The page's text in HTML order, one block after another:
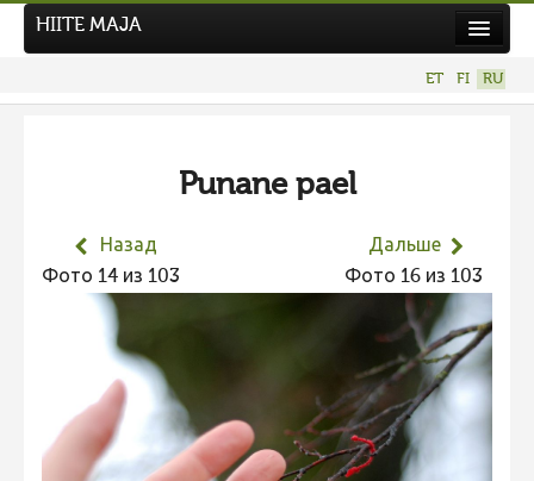
Hiite kuvavõistlus 2026
Фотоконкурс 2025
Не учитываются 2025
Видео 2025
Фотоконкурс 2024
Не учитываются 2024
Видео 2024
HIITE MAJA
ET FI RU
Punane pael
Назад
Фото 14 из 103
Дальше
Фото 16 из 103